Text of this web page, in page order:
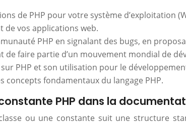
de PHP pour votre système d’exploitation
vos applications web.
PHP en signalant des bugs, en
faire partie d’un mouvement mondial de
PHP et son utilisation pour le
fondamentaux du langage PHP.
PHP dans la
ou une constante suit une structure